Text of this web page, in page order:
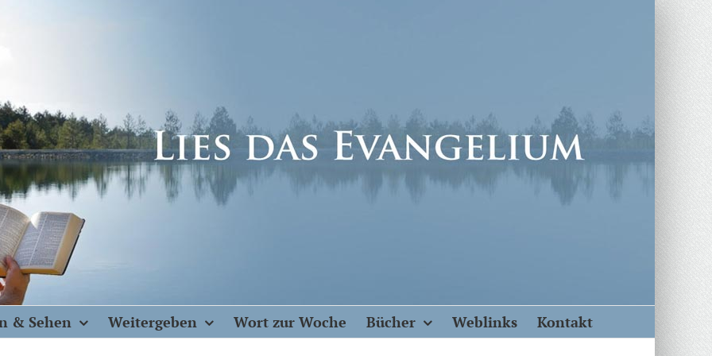
& Sehen Weitergeben Wort zur Woche Bücher Weblinks Kontakt